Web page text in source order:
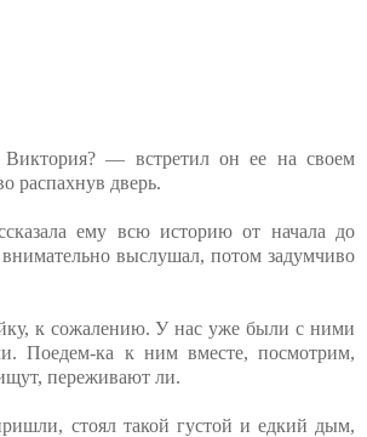
— встретил он ее на своем
распахнув дверь.
ему всю историю от начала до
выслушал, потом задумчиво
к сожалению. У нас уже были с ними
Поедем-ка к ним вместе, посмотрим,
переживают ли.
стоял такой густой и едкий дым,